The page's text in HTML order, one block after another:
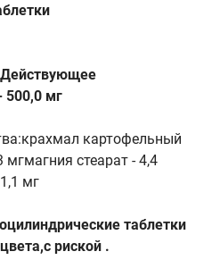
Действующее
500,0 мг
картофельный
стеарат - 4,4
мг
таблетки
риской .